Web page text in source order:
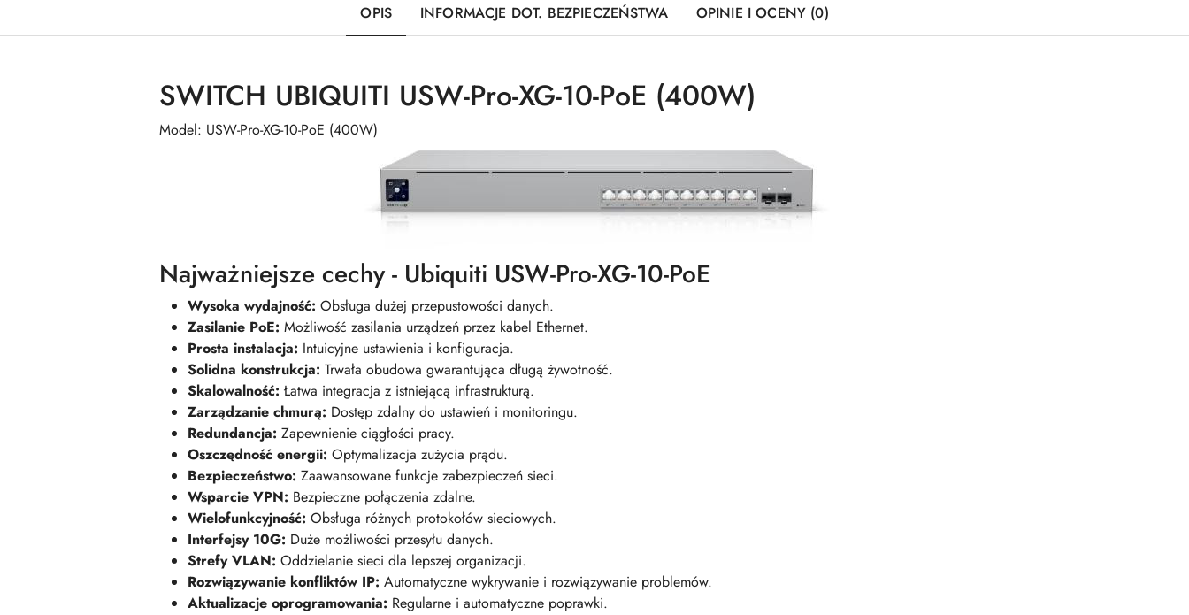
OPIS INFORMACJE DOT. BEZPIECZEŃSTWA OPINIE I OCENY (0)
SWITCH UBIQUITI USW-Pro-XG-10-PoE (400W)
Model: USW-Pro-XG-10-PoE (400W)
Najważniejsze cechy - Ubiquiti USW-Pro-XG-10-PoE
Wysoka wydajność: Obsługa dużej przepustowości danych.
Zasilanie PoE: Możliwość zasilania urządzeń przez kabel Ethernet.
Prosta instalacja: Intuicyjne ustawienia i konfiguracja.
Solidna konstrukcja: Trwała obudowa gwarantująca długą żywotność.
Skalowalność: Łatwa integracja z istniejącą infrastrukturą.
Zarządzanie chmurą: Dostęp zdalny do ustawień i monitoringu.
Redundancja: Zapewnienie ciągłości pracy.
Oszczędność energii: Optymalizacja zużycia prądu.
Bezpieczeństwo: Zaawansowane funkcje zabezpieczeń sieci.
Wsparcie VPN: Bezpieczne połączenia zdalne.
Wielofunkcyjność: Obsługa różnych protokołów sieciowych.
Interfejsy 10G: Duże możliwości przesyłu danych.
Strefy VLAN: Oddzielanie sieci dla lepszej organizacji.
Rozwiązywanie konfliktów IP: Automatyczne wykrywanie i rozwiązywanie problemów.
Aktualizacje oprogramowania: Regularne i automatyczne poprawki.